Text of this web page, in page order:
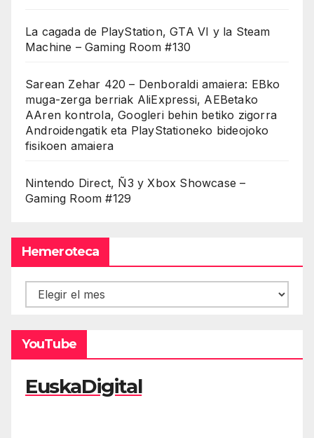
La cagada de PlayStation, GTA VI y la Steam
Machine – Gaming Room #130
Sarean Zehar 420 – Denboraldi amaiera: EBko
muga-zerga berriak AliExpressi, AEBetako
AAren kontrola, Googleri behin betiko zigorra
Androidengatik eta PlayStationeko bideojoko
fisikoen amaiera
Nintendo Direct, Ñ3 y Xbox Showcase –
Gaming Room #129
Hemeroteca
Hemeroteca
YouTube
EuskaDigital